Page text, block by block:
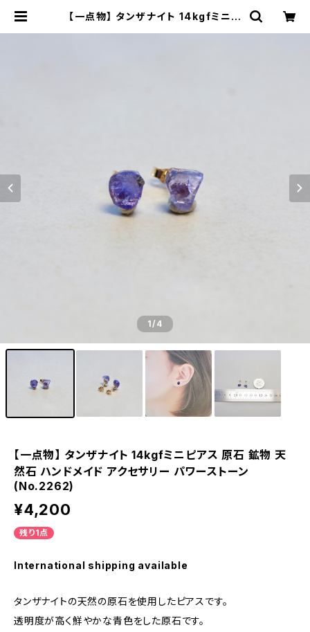
【一点物】 タンザナイト 14kgfミニピ
1/4
【一点物】 タンザナイト 14kgfミニピアス 原石 鉱物 天
然石 ハンドメイド アクセサリー パワーストーン
(No.2262)
¥4,200
残り1点
International shipping available
タンザナイトの天然の原石を使用したピアスです。
透明度が高く鮮やかな青色をした原石です。